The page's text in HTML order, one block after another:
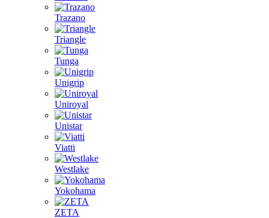
Trazano
Triangle
Tunga
Unigrip
Uniroyal
Unistar
Viatti
Westlake
Yokohama
ZETA